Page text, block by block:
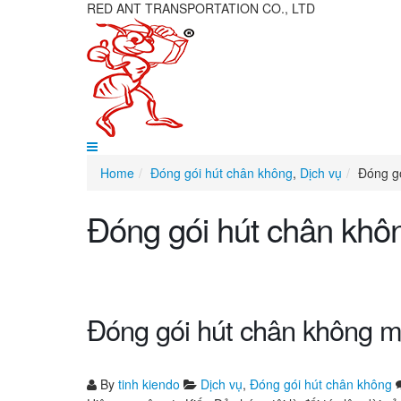
RED ANT TRANSPORTATION CO., LTD
Home Đóng gói hút chân không, Dịch vụ Đóng
Đóng gói hút chân
Đóng gói hút chân không
By tinh kiendo Dịch vụ, Đóng gói hút chân không